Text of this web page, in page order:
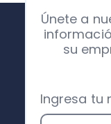
Únete a
su
Ingresa tu